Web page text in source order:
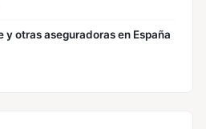
y otras aseguradoras en España